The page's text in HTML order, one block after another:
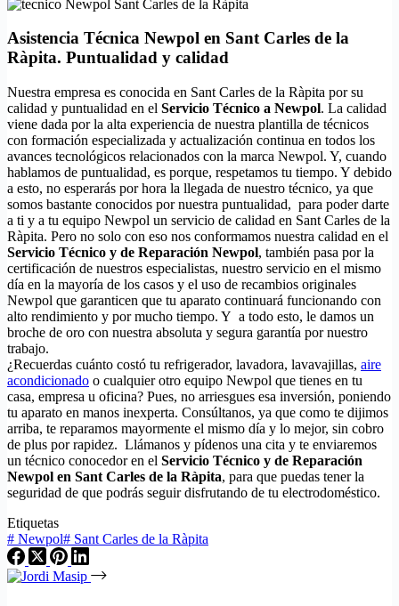
Asistencia Técnica Newpol en Sant Carles de la
Ràpita. Puntualidad y calidad
Nuestra empresa es conocida en Sant Carles de la Ràpita por su
calidad y puntualidad en el Servicio Técnico a Newpol. La calidad
viene dada por la alta experiencia de nuestra plantilla de técnicos
con formación especializada y actualización continua en todos los
avances tecnológicos relacionados con la marca Newpol. Y, cuando
hablamos de puntualidad, es porque, respetamos tu tiempo. Y debido
a esto, no esperarás por hora la llegada de nuestro técnico, ya que
somos bastante conocidos por nuestra puntualidad, para poder darte
a ti y a tu equipo Newpol un servicio de calidad en Sant Carles de la
Ràpita. Pero no solo con eso nos conformamos nuestra calidad en el
Servicio Técnico y de Reparación Newpol, también pasa por la
certificación de nuestros especialistas, nuestro servicio en el mismo
día en la mayoría de los casos y el uso de recambios originales
Newpol que garanticen que tu aparato continuará funcionando con
alto rendimiento y por mucho tiempo. Y a todo esto, le damos un
broche de oro con nuestra absoluta y segura garantía por nuestro
trabajo.
¿Recuerdas cuánto costó tu refrigerador, lavadora, lavavajillas, aire
acondicionado o cualquier otro equipo Newpol que tienes en tu
casa, empresa u oficina? Pues, no arriesgues esa inversión, poniendo
tu aparato en manos inexperta. Consúltanos, ya que como te dijimos
arriba, te reparamos mayormente el mismo día y lo mejor, sin cobro
de plus por rapidez. Llámanos y pídenos una cita y te enviaremos
un técnico conocedor en el Servicio Técnico y de Reparación
Newpol en Sant Carles de la Ràpita, para que puedas tener la
seguridad de que podrás seguir disfrutando de tu electrodoméstico.
Etiquetas
# Newpol# Sant Carles de la Ràpita